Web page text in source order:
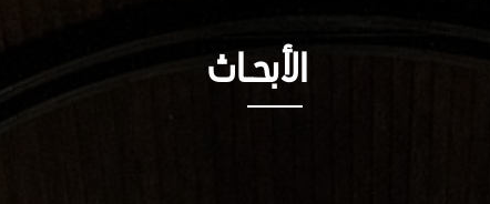
الأبحــاث